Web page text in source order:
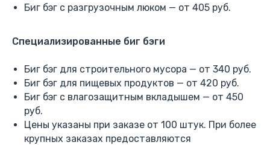
Биг бэг с разгрузочным люком — от 405 руб.
Специализированные биг бэги
Биг бэг для строительного мусора — от 340 руб.
Биг бэг для пищевых продуктов — от 420 руб.
Биг бэг с влагозащитным вкладышем — от 450
руб.
Цены указаны при заказе от 100 штук. При более
крупных заказах предоставляются